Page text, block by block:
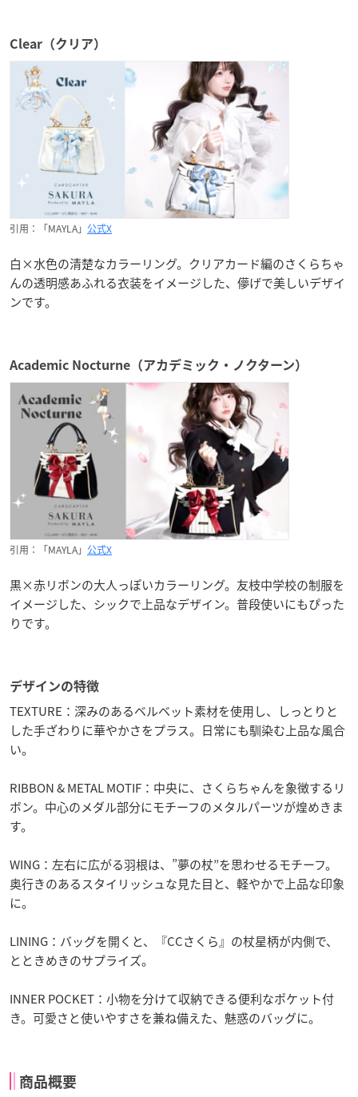
Clear（クリア）
引用：「MAYLA」 公式X
白×水色の清楚なカラーリング。クリアカード編のさくらちゃ
んの透明感あふれる衣装をイメージした、儚げで美しいデザイ
ンです。
Academic Nocturne（アカデミック・ノクターン）
引用：「MAYLA」 公式X
黒×赤リボンの大人っぽいカラーリング。友枝中学校の制服を
イメージした、シックで上品なデザイン。普段使いにもぴった
りです。
デザインの特徴
TEXTURE：深みのあるベルベット素材を使用し、しっとりと
した手ざわりに華やかさをプラス。日常にも馴染む上品な風合
い。
RIBBON & METAL MOTIF：中央に、さくらちゃんを象徴するリ
ボン。中心のメダル部分にモチーフのメタルパーツが煌めきま
す。
WING：左右に広がる羽根は、”夢の杖”を思わせるモチーフ。
奥行きのあるスタイリッシュな見た目と、軽やかで上品な印象
に。
LINING：バッグを開くと、『CCさくら』の杖星柄が内側で、
とときめきのサプライズ。
INNER POCKET：小物を分けて収納できる便利なポケット付
き。可愛さと使いやすさを兼ね備えた、魅惑のバッグに。
商品概要